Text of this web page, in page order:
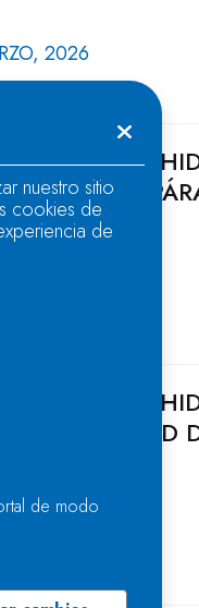
2026
LOS RÍOS
2026
LA CAPACIDAD
nuestro sitio
cookies de
de
de modo